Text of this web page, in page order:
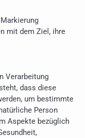
mit dem Ziel, ihre
Verarbeitung
dass diese
um bestimmte
Person
Aspekte bezüglich